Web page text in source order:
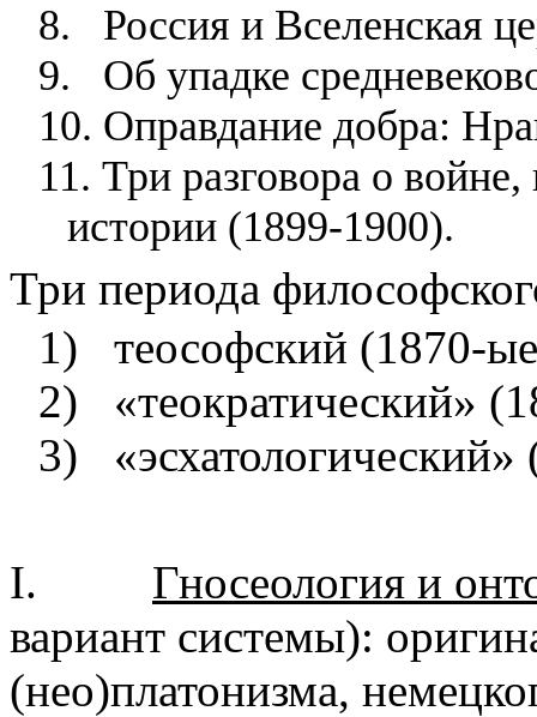
8.
Россия и Вселенская
9.
Об упадке
10. Оправдание добра:
11. Три разговора о
истории (1899-1900).
Три периода
1)
теософский (1870-
2)
«теократический»
3)
«эсхатологический»
I.
Гносеология и
вариант системы):
(нео)платонизма,